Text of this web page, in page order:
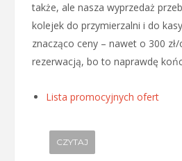
także, ale nasza wyprzedaż
kolejek do przymierzalni i do
znacząco ceny – nawet o 300
rezerwacją, bo to naprawdę
Lista promocyjnych ofert
CZYTAJ